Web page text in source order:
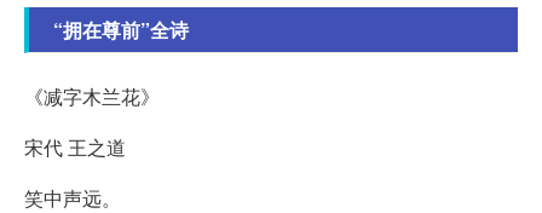
“拥在尊前”全诗
《减字木兰花》
宋代 王之道
笑中声远。